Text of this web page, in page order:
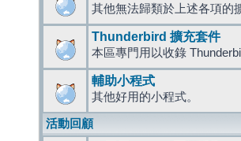
其他無法歸類於上述各項的
Thunderbird 擴充套件
本區專門用以收錄
輔助小程式
其他好用的小程式。
活動回顧